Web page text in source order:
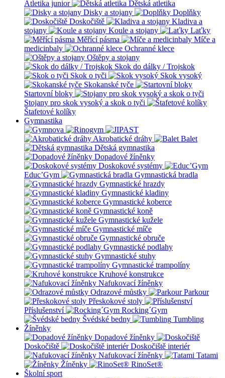
Atletika junior
Dětská atletika
Disky a stojany
Doplňky
Doskočiště
Kladiva a
stojany
Koule a stojany
Laťky
Měřící pásma
Míče a
medicinbaly
Ochranné klece
Oštěpy a stojany
Skok do dálky / Trojskok
Skok o tyči
Skok vysoký
Skokanské tyče
Startovní bloky
Stojany pro skok vysoký a skok o tyči
Štafetové kolíky
Gymnastika
Akrobatické dráhy
Balet
Dětská gymnastika
Dopadové žíněnky
Doskokové systémy
Educ’Gym
Gymnastická bradla
Gymnastické hrazdy
Gymnastické kladiny
Gymnastické koberce
Gymnastické koně
Gymnastické kužele
Gymnastické míče
Gymnastické obruče
Gymnastické podlahy
Gymnastické stuhy
Gymnastické trampolíny
Kruhové konstrukce
Nafukovací žíněnky
Odrazové můstky
Parkour
Přeskokové stoly
Příslušenství
Rocking´Gym
Švédské bedny
Tumbling
Žíněnky
Dopadové žíněnky
Doskočiště
Doskočiště interiér
Nafukovací žíněnky
Tatami
Žíněnky
RinoSet®
Školní sport